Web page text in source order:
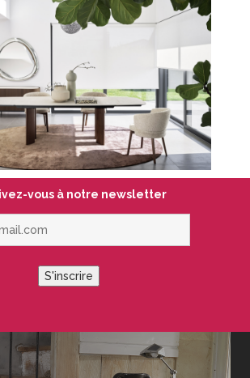
vous à notre newsletter
S'inscrire